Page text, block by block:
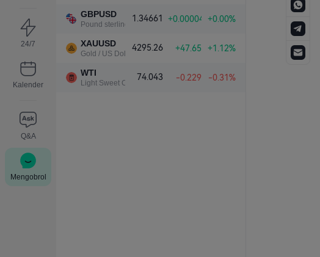
24/7
Kalender
Q&A
Mengobrol
GBPUSD
Pound sterling/Dolar Amerika
1.34661 +0.00004 +0.00%
XAUUSD
Gold / US Dollar
4295.26 +47.65 +1.12%
WTI
Light Sweet Crude Oil
74.043 -0.229 -0.31%